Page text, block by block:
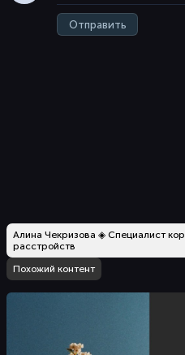
Отправить
Алина Чекризова ◈ Специалист
расстройств
Похожий контент